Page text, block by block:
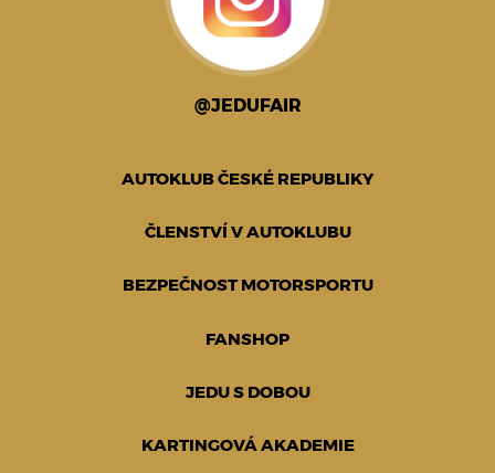
@JEDUFAIR
AUTOKLUB ČESKÉ REPUBLIKY
ČLENSTVÍ V AUTOKLUBU
BEZPEČNOST MOTORSPORTU
FANSHOP
JEDU S DOBOU
KARTINGOVÁ AKADEMIE